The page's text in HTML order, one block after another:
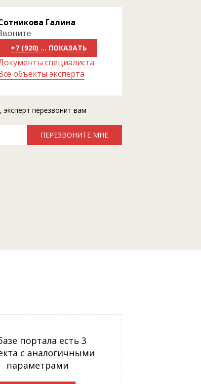
Галина
+7 (920) 818-81-70
специалиста
объекты эксперта
перезвонит вам
портала есть 3
с аналогичными
параметрами